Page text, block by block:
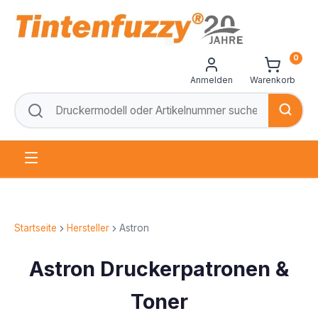
Anmelden Warenkorb
0
Startseite Hersteller Astron
Astron Druckerpatronen &
Toner